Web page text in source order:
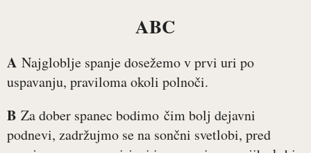
ABC
A Najgloblje spanje dosežemo v prvi uri po
uspavanju, praviloma okoli polnoči.
B Za dober spanec bodimo čim bolj dejavni
podnevi, zadržujmo se na sončni svetlobi, pred